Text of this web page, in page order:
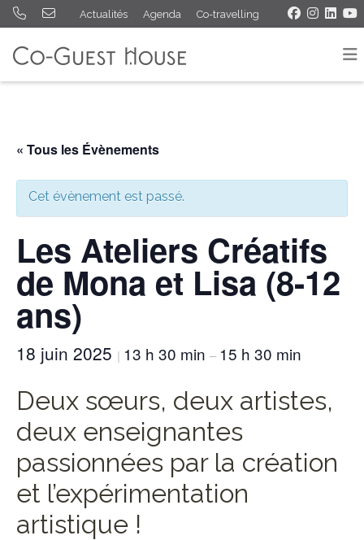
Actualités Agenda Co-travelling
« Tous les Évènements
Cet évènement est passé.
Les Ateliers Créatifs
de Mona et Lisa (8-12
ans)
18 juin 2025 | 13 h 30 min – 15 h 30 min
Deux sœurs, deux artistes,
deux enseignantes
passionnées par la création
et l’expérimentation
artistique !